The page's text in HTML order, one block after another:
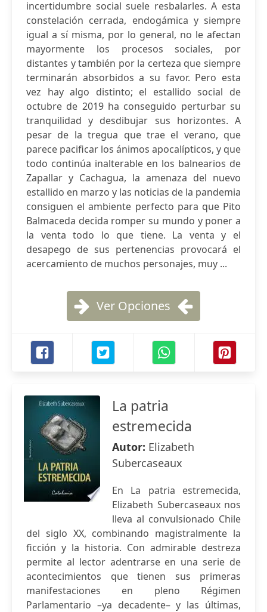
incertidumbre social suele resbalarles. A esta
constelación cerrada, endogámica y siempre
igual a sí misma, por lo general, no le afectan
mayormente los procesos sociales, por
distantes y también por la certeza que siempre
terminarán absorbidos a su favor. Pero esta
vez hay algo distinto; el estallido social de
octubre de 2019 ha conseguido perturbar su
tranquilidad y desdibujar sus horizontes. A
pesar de la tregua que trae el verano, que
parece pacificar los ánimos apocalípticos, y que
todo continúa inalterable en los balnearios de
Zapallar y Cachagua, la amenaza del nuevo
estallido en marzo y las noticias de la pandemia
consiguen el ambiente perfecto para que Pito
Balmaceda decida romper su mundo y poner a
la venta todo lo que tiene. La venta y el
desapego de sus pertenencias provocará el
acercamiento de muchos personajes, muy ...
Ver Opciones
La patria
estremecida
Autor: Elizabeth
Subercaseaux
En La patria estremecida,
Elizabeth Subercaseaux nos
lleva al convulsionado Chile
del siglo XX, combinando magistralmente la
ficción y la historia. Con admirable destreza
permite al lector adentrarse en una serie de
acontecimientos que tienen sus primeras
manifestaciones en pleno Régimen
Parlamentario –ya decadente– y las últimas,